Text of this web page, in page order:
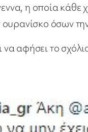
η οποία κάθε
ουρανίσκο όσων
αφήσει το